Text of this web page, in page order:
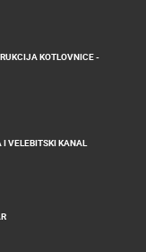
KOTLOVNICE -
VELEBITSKI KANAL